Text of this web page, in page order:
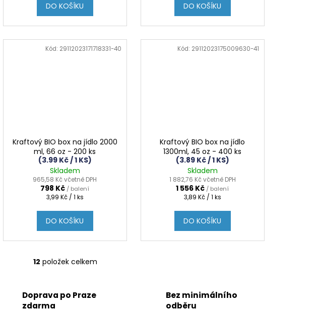
DO KOŠÍKU DO KOŠÍKU
Kraftový BIO box na jídlo 2000
ml, 66 oz - 200 ks
(3.99 Kč / 1 KS)
Skladem
965,58 Kč včetně DPH
798 Kč / balení
Měrná
3,99 Kč / 1 ks
DO KOŠÍKU
Kód: 29112023171718331-40
Kraftový BIO box na jídlo
1300ml, 45 oz - 400 ks
(3.89 Kč / 1 KS)
Skladem
1 882,76 Kč včetně DPH
1 556 Kč / balení
Měrná
3,89 Kč / 1 ks
DO KOŠÍKU
Kód: 29112023175009630-41
O
á
12 položek celkem
Doprava po Praze
zdarma
Bez minimálního
odběru